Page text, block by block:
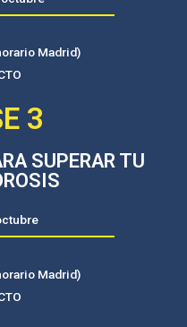
Madrid)
3
SUPERAR TU
Madrid)